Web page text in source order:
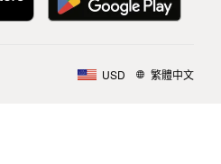
USD 繁體中文